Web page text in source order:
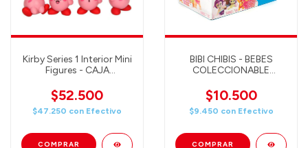
Kirby Series 1 Interior Mini
Figures - CAJA
figuras!
$52.500
$47.250 con Efectivo
BIBI CHIBIS - BEBES
COLECCIONABLE
$10.500
$9.450 con Efectivo